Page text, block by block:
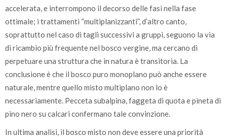
accelerata, e interrompono il decorso delle fasi nella fase
ottimale; i trattamenti “multiplanizzanti”, d’altro canto,
soprattutto nel caso di tagli successivi a gruppi, seguono la via
di ricambio più frequente nel bosco vergine, ma cercano di
perpetuare una struttura che in natura è transitoria. La
conclusione è che il bosco puro monoplano può anche essere
naturale, mentre quello misto multiplano non lo è
necessariamente. Pecceta subalpina, faggeta di quota e pineta di
pino nero su calcari confermano tale convinzione.
In ultima analisi, il bosco misto non deve essere una priorità